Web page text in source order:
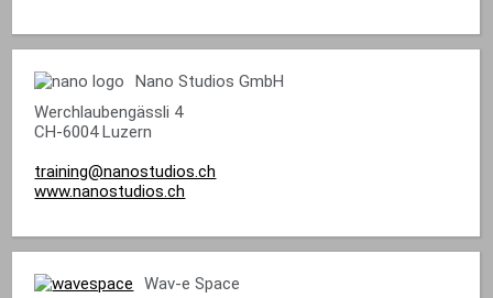
Nano Studios GmbH
Werchlaubengässli 4
CH-6004 Luzern
training@nanostudios.ch
www.nanostudios.ch
Wav-e Space